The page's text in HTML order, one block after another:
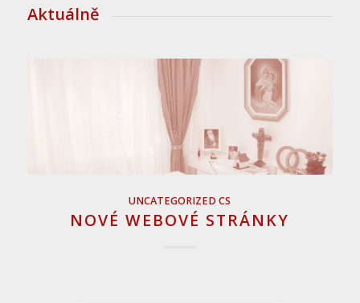
Aktuálně
UNCATEGORIZED CS
NOVÉ WEBOVÉ STRÁNKY